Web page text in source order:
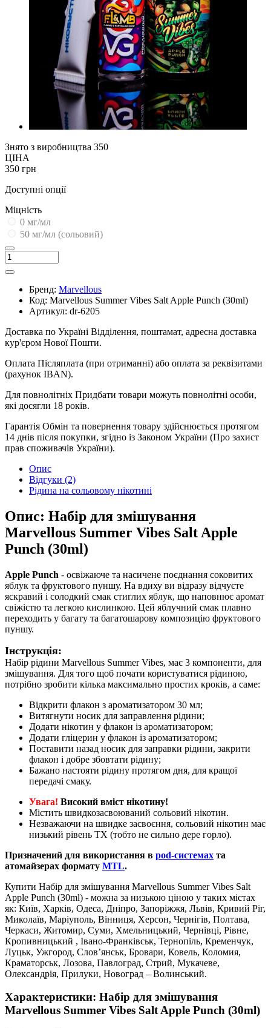
Знято з виробництва 350
ЦІНА
350 грн
Доступні опції
Міцність
0 мг/мл
50 мг/мл (сольовий)
Бренд: Marvellous
Код: Marvellous Summer Vibes Salt Apple Punch (30ml)
Артикул: dr-6205
Доставка по Україні Відділення, поштамат, адресна доставка
кур'єром Нової Пошти.
Оплата Післяплата (при отриманні) або оплата за реквізитами
(рахунок IBAN).
Для повнолітніх Придбати товари можуть повнолітні особи,
які досягли 18 років.
Гарантія Обмін та повернення товару здійснюється протягом
14 днів після покупки, згідно із Законом України (Про захист
прав споживачів України).
Опис
Відгуки (2)
Рідина на сольовому нікотині
Опис: Набір для змішування
Marvellous Summer Vibes Salt Apple
Punch (30ml)
Apple Punch - освіжаюче та насичене поєднання соковитих
яблук та фруктового пуншу. На вдиху ви відразу відчуєте
яскравий і солодкий смак стиглих яблук, що наповнює аромат
свіжістю та легкою кислинкою. Цей яблучний смак плавно
переходить у багату та багатошарову композицію фруктового
пуншу.
Інструкція:
Набір рідини Marvellous Summer Vibes, має 3 компоненти, для
змішування. Для того щоб почати користуватися рідиною,
потрібно зробити кілька максимально простих кроків, а саме:
Відкрити флакон з ароматизатором 30 мл;
Витягнути носик для заправлення рідини;
Додати нікотин у флакон із ароматизатором;
Додати гліцерин у флакон із ароматизатором;
Поставити назад носик для заправки рідини, закрити
флакон і добре збовтати рідину;
Бажано настояти рідину протягом дня, для кращої
передачі смаку.
Увага! Високий вміст нікотину!
Містить швидкозасвоюваний сольовий нікотин.
Незважаючи на швидке засвоєння, сольовий нікотин має
низький рівень ТХ (тобто не сильно дере горло).
Призначений для використання в pod-системах та
атомайзерах формату MTL.
Купити Набір для змішування Marvellous Summer Vibes Salt
Apple Punch (30ml) - можна за низькою ціною у таких містах
як: Київ, Харків, Одеса, Дніпро, Запоріжжя, Львів, Кривий Ріг,
Миколаїв, Маріуполь, Вінниця, Херсон, Чернігів, Полтава,
Черкаси, Житомир, Суми, Хмельницький, Чернівці, Рівне,
Кропивницький , Івано-Франківськ, Тернопіль, Кременчук,
Луцьк, Ужгород, Слов’янськ, Бровари, Ковель, Коломия,
Краматорськ, Лозова, Павлоград, Стрий, Мукачеве,
Олександрія, Прилуки, Новоград – Волинський.
Характеристики: Набір для змішування
Marvellous Summer Vibes Salt Apple Punch (30ml)